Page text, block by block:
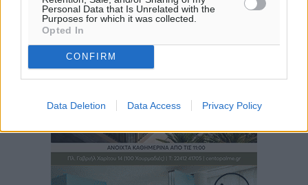
Personal Data that Is Unrelated with the
Purposes for which it was collected.
Opted In
CONFIRM
Data Deletion Data Access Privacy Policy